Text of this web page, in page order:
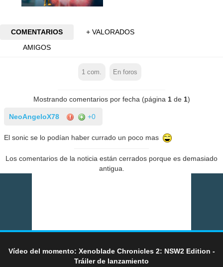
COMENTARIOS
+ VALORADOS
AMIGOS
1 com. En foros
Mostrando comentarios por fecha (página 1de 1)
NeoAngeloX78 +0
El sonic se lo podían haber currado un poco mas
Los comentarios de la noticia están cerrados porque es demasiado
antigua.
Vídeo del momento: Xenoblade Chronicles 2: NSW2 Edition -
Tráiler de lanzamiento